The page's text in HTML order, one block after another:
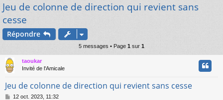
m
s
e
Jeu de colonne de direction qui revient sans
cesse
Répondre
5 messages • Page 1 sur 1
taoukar
Invité de l'Amicale
Jeu de colonne de direction qui revient sans cesse
M12 oct. 2023, 11:32